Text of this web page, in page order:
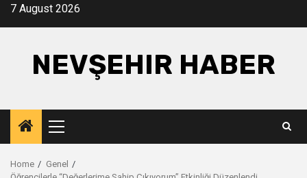
Skip7 August 2026
NEVŞEHIR HABER
Primary
Menu
Home
Genel